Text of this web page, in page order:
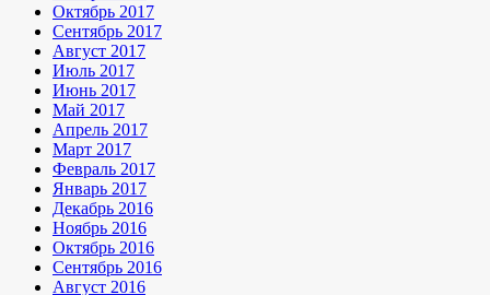
Октябрь 2017
Сентябрь 2017
Август 2017
Июль 2017
Июнь 2017
Май 2017
Апрель 2017
Март 2017
Февраль 2017
Январь 2017
Декабрь 2016
Ноябрь 2016
Октябрь 2016
Сентябрь 2016
Август 2016